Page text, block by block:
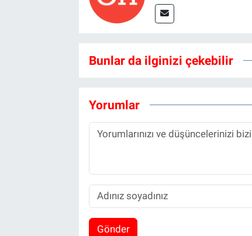
Bunlar da ilginizi çekebilir
Yorumlar
Gönder